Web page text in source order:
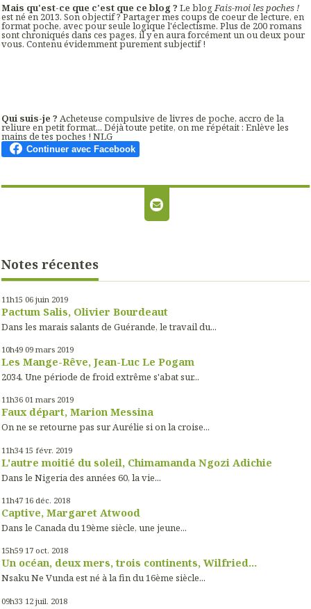
Mais qu'est-ce que c'est que ce blog ? Le blogFais-moi les poches !
est né en 2013. Son objectif ? Partager mes coups de coeur de lecture, en
format poche, avec pour seule logique l'éclectisme. Plus de 200 romans
sont chroniqués dans ces pages, il y en aura forcément un ou deux pour
vous. Contenu évidemment purement subjectif !
Qui suis-je ? Acheteuse compulsive de livres de poche, accro de la
reliure en petit format... Déjà toute petite, on me répétait : Enlève les
mains de tes poches ! NLG
Notes récentes
11h15 06 juin 2019
Pactum Salis, Olivier Bourdeaut
Dans les marais salants de Guérande, le travail du...
10h49 09 mars 2019
Les Mange-Rêve, Jean-Luc Le Pogam
2034. Une période de froid extrême s'abat sur...
11h36 01 mars 2019
Faux départ, Marion Messina
On ne se retourne pas sur Aurélie si on la croise...
11h34 15 févr. 2019
L'autre moitié du soleil, Chimamanda Ngozi Adichie
Dans le Nigeria des années 60, la vie...
11h47 16 déc. 2018
Captive, Margaret Atwood
Dans le Canada du 19ème siècle, une jeune...
15h59 17 oct. 2018
Un océan, deux mers, trois continents, Wilfried...
Nsaku Ne Vunda est né à la fin du 16ème siècle...
09h33 12 juil. 2018